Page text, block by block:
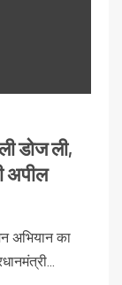
डोज ली,
अपील
अभियान का